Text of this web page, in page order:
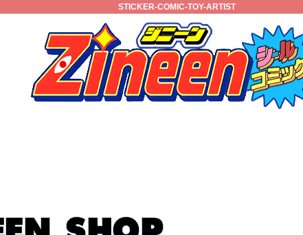
STICKER-COMIC-TOY-ARTIST